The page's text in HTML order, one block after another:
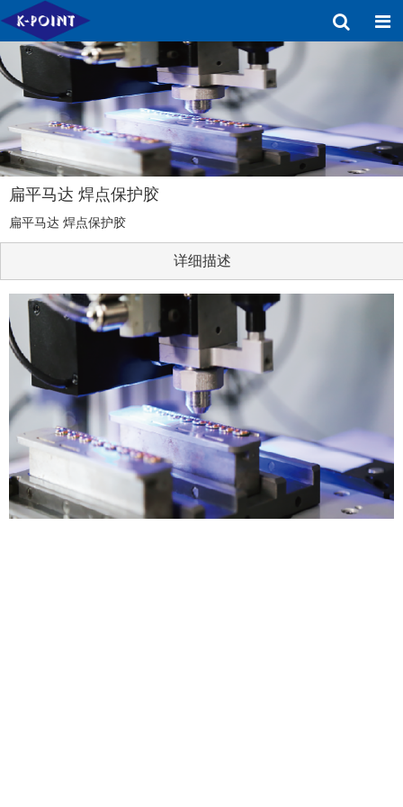
扁平马达 焊点保护胶
扁平马达 焊点保护胶
详细描述